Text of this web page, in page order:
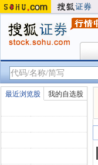
最近浏览股 我的自选股